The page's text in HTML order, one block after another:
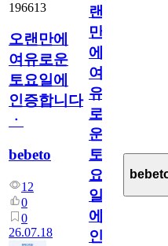
196613
오랜만에
여유로운
토요일에
인증합니다
ㆍ
bebeto
12
0
0
26.07.18
랜
만
에
여
유
로
운
토
요
일
에
인